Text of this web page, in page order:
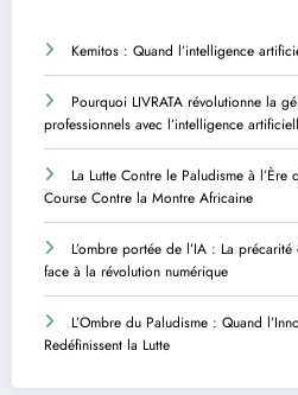
Kemitos : Quand l’intelligence
Pourquoi LIVRATA révolutionne la
professionnels avec l’intelligence
La Lutte Contre le Paludisme à
Course Contre la Montre Africaine
L’ombre portée de l’IA : La
face à la révolution numérique
L’Ombre du Paludisme : Quand
Redéfinissent la Lutte